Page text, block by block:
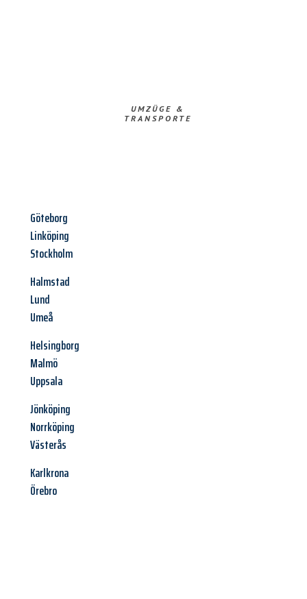
UMZÜGE &
TRANSPORTE
Göteborg
Linköping
Stockholm
Halmstad
Lund
Umeå
Helsingborg
Malmö
Uppsala
Jönköping
Norrköping
Västerås
Karlkrona
Örebro